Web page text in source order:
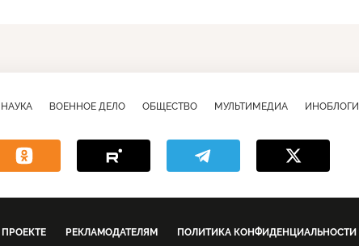
НАУКА ВОЕННОЕ ДЕЛО ОБЩЕСТВО МУЛЬТИМЕДИА ИНОБЛОГИ
РЕКЛАМОДАТЕЛЯМ ПОЛИТИКА КОНФИДЕНЦИАЛЬНОСТИ